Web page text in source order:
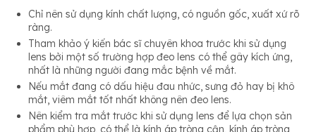
Chỉ nên sử dụng kính chất lượng, có nguồn gốc, xuất xứ rõ
ràng.
Tham khảo ý kiến bác sĩ chuyên khoa trước khi sử dụng
lens bởi một số trường hợp đeo lens có thể gây kích ứng,
nhất là những người đang mắc bệnh về mắt.
Nếu mắt đang có dấu hiệu đau nhức, sưng đỏ hay bị khô
mắt, viêm mắt tốt nhất không nên đeo lens.
Nên kiểm tra mắt trước khi sử dụng lens để lựa chọn sản
phẩm phù hợp, có thể là kính áp tròng cận, kính áp tròng